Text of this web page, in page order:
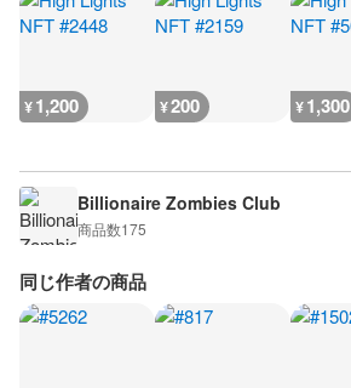
¥1,200 ¥200 ¥1,300
Billionaire Zombies Club
商品数175
同じ作者の商品